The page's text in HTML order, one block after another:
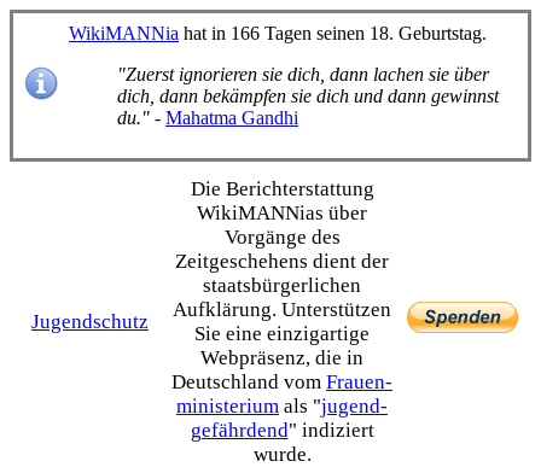
WikiMANNia hat in 166 Tagen seinen 18. Geburtstag.
"Zuerst ignorieren sie dich, dann lachen sie über
dich, dann bekämpfen sie dich und dann gewinnst
du." - Mahatma Gandhi
Jugendschutz
Die Bericht­erstattung
WikiMANNias über
Vorgänge des
Zeitgeschehens dient der
staats­bürgerlichen
Aufklärung. Unterstützen
Sie eine einzig­artige
Webpräsenz, die in
Deutschland vom Frauen­
ministerium als "jugend­
gefährdend" indiziert
wurde.